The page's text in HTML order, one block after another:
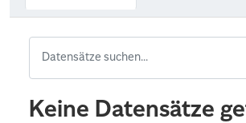
Keine Datensätze